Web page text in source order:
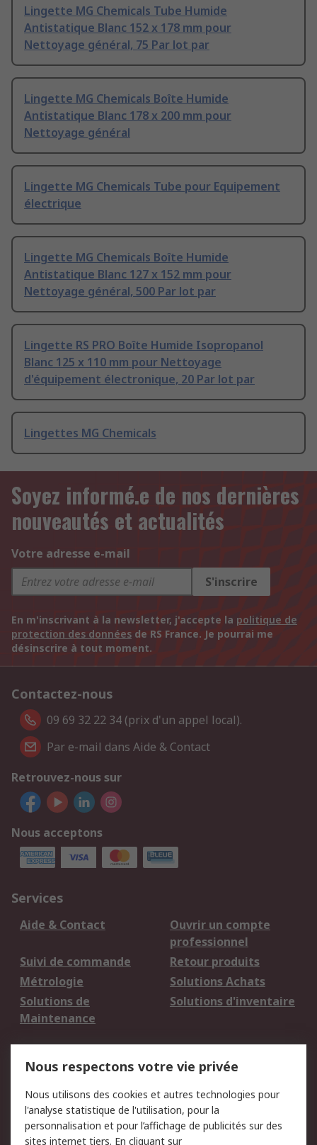
Lingette MG Chemicals Tube Humide
Antistatique Blanc 152 x 178 mm pour
Nettoyage général, 75 Par lot par
Lingette MG Chemicals Boîte Humide
Antistatique Blanc 178 x 200 mm pour
Nettoyage général
Lingette MG Chemicals Tube pour Equipement
électrique
Lingette MG Chemicals Boîte Humide
Antistatique Blanc 127 x 152 mm pour
Nettoyage général, 500 Par lot par
Lingette RS PRO Boîte Humide Isopropanol
Blanc 125 x 110 mm pour Nettoyage
d'équipement électronique, 20 Par lot par
Lingettes MG Chemicals
Soyez informé.e de nos dernières
nouveautés et actualités
Votre adresse e-mail
S'inscrire
En m'inscrivant à la newsletter, j'accepte la politique de
protection des données de RS France. Je pourrai me
désinscrire à tout moment.
Contactez-nous
09 69 32 22 34 (prix d'un appel local).
Par e-mail dans Aide & Contact
Retrouvez-nous sur
Nous acceptons
Services
Aide & Contact
Ouvrir un compte
professionnel
Suivi de commande
Retour produits
Métrologie
Solutions Achats
Solutions de
Maintenance
Solutions d'inventaire
du site
Politique de protection
des données - Mise à
Sécurité des E-mails
Nous respectons votre vie privée
Nous utilisons des cookies et autres technologies pour
l'analyse statistique de l'utilisation, pour la
personnalisation et pour l’affichage de publicités sur des
sites internet tiers. En cliquant sur